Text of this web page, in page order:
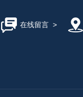
在线留言>